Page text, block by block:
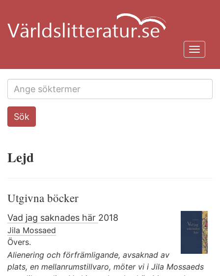
huvudinnehåll
Search
this
Sök
Lejd
Utgivna böcker
Vad jag saknades här 2018
Jila Mossaed
Övers.
Alienering och förfrämligande, avsaknad av
plats, en mellanrumstillvaro, möter vi i Jila Mossaeds